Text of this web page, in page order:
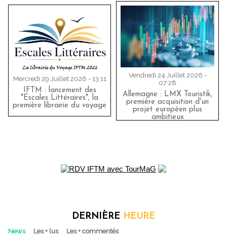
Mercredi 29 Juillet 2026 - 13:11
IFTM : lancement des
"Escales Littéraires", la
première librairie du voyage
Vendredi 24 Juillet 2026 -
07:28
Allemagne : LMX Touristik,
première acquisition d'un
projet européen plus
ambitieux
DERNIÈRE HEURE
News Les + lus Les + commentés